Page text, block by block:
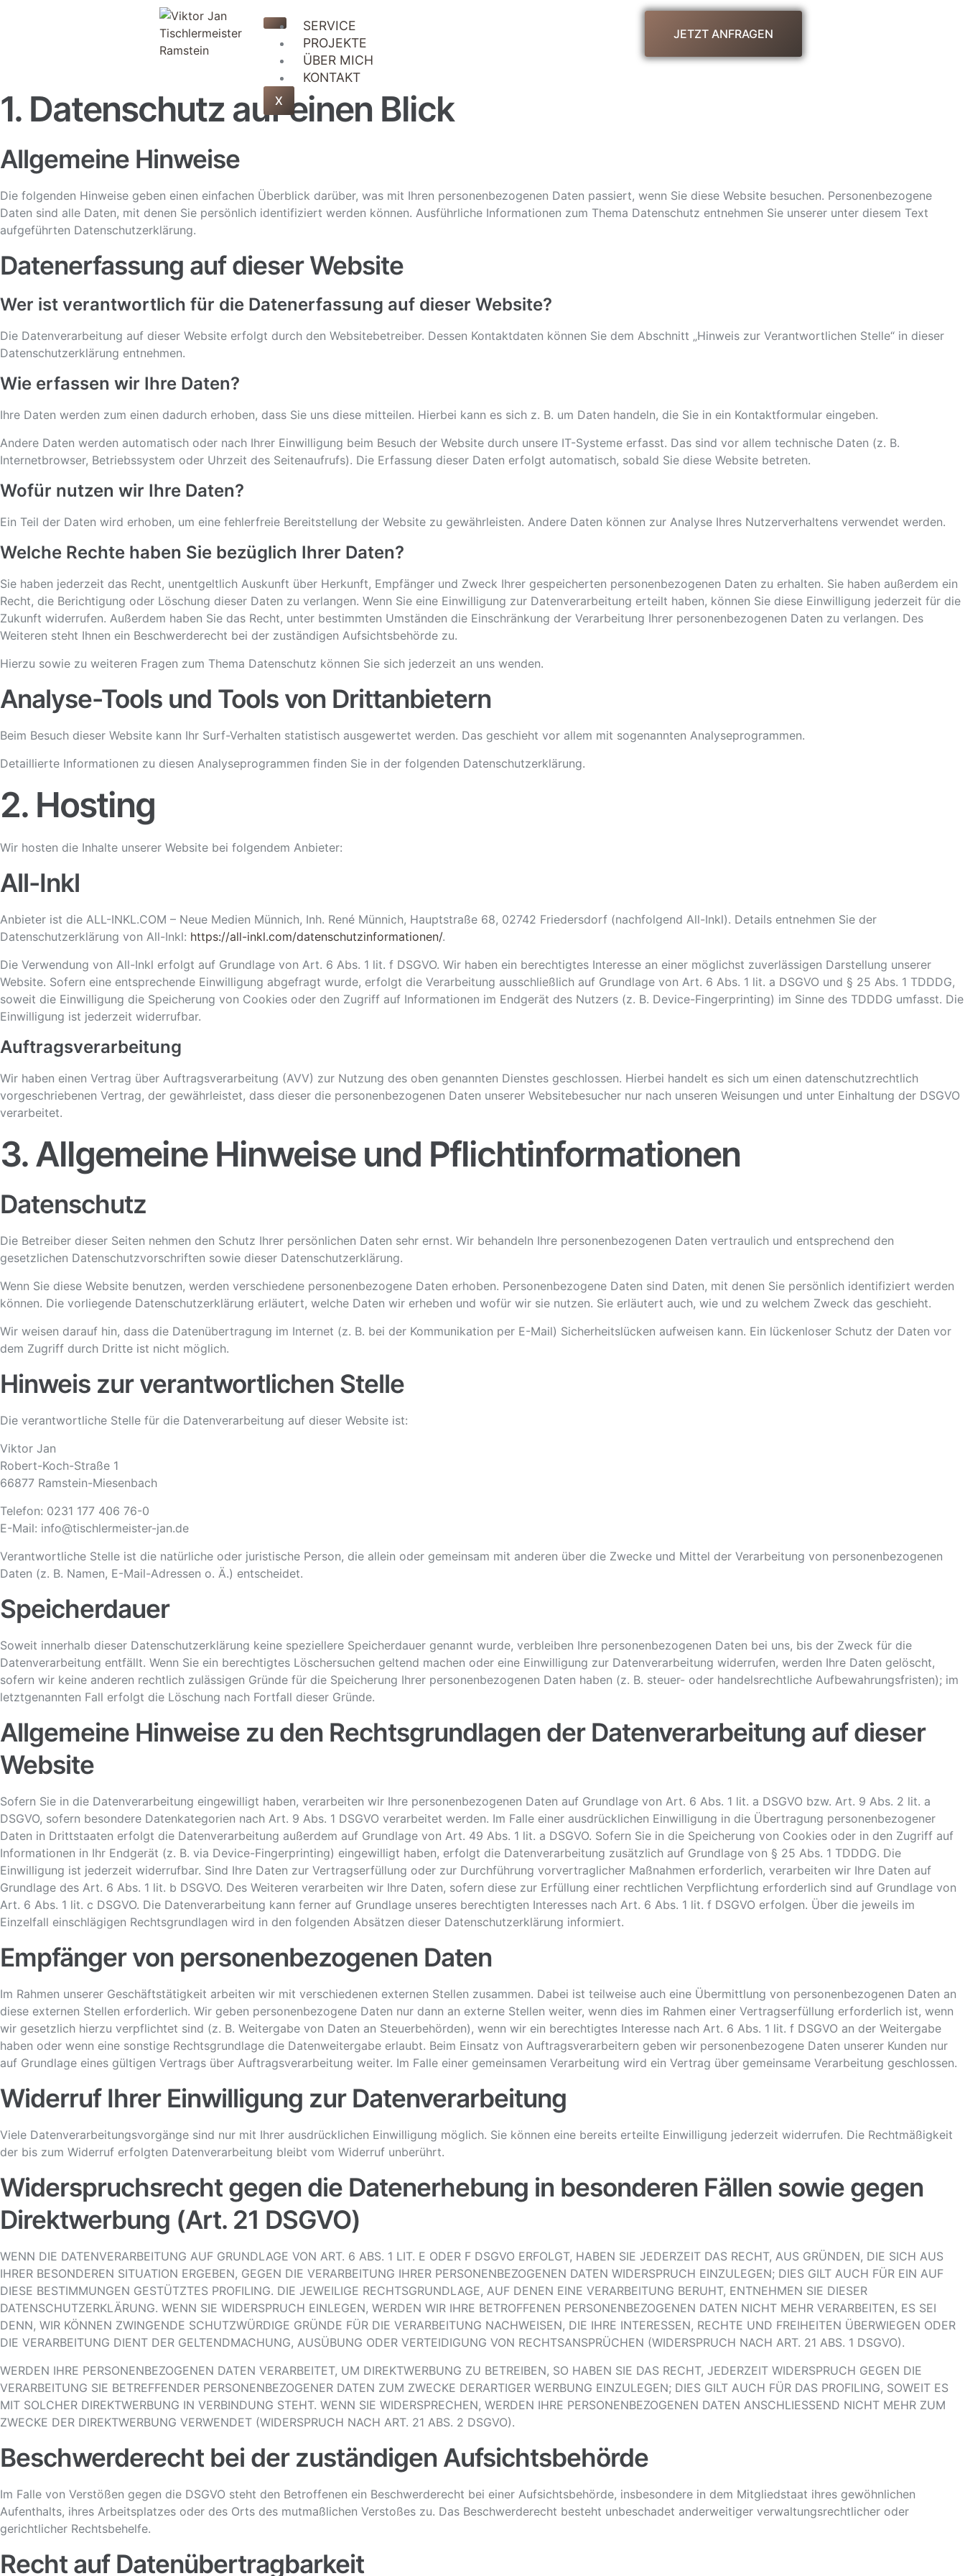
SERVICE
PROJEKTE
ÜBER MICH
KONTAKT
X
JETZT ANFRAGEN
1. Datenschutz auf einen Blick
Allgemeine Hinweise
Die folgenden Hinweise geben einen einfachen Überblick darüber, was mit Ihren personenbezogenen Daten passiert, wenn Sie diese Website besuchen. Personenbezogene
Daten sind alle Daten, mit denen Sie persönlich identifiziert werden können. Ausführliche Informationen zum Thema Datenschutz entnehmen Sie unserer unter diesem Text
aufgeführten Datenschutzerklärung.
Datenerfassung auf dieser Website
Wer ist verantwortlich für die Datenerfassung auf dieser Website?
Die Datenverarbeitung auf dieser Website erfolgt durch den Websitebetreiber. Dessen Kontaktdaten können Sie dem Abschnitt „Hinweis zur Verantwortlichen Stelle“ in dieser
Datenschutzerklärung entnehmen.
Wie erfassen wir Ihre Daten?
Ihre Daten werden zum einen dadurch erhoben, dass Sie uns diese mitteilen. Hierbei kann es sich z. B. um Daten handeln, die Sie in ein Kontaktformular eingeben.
Andere Daten werden automatisch oder nach Ihrer Einwilligung beim Besuch der Website durch unsere IT-Systeme erfasst. Das sind vor allem technische Daten (z. B.
Internetbrowser, Betriebssystem oder Uhrzeit des Seitenaufrufs). Die Erfassung dieser Daten erfolgt automatisch, sobald Sie diese Website betreten.
Wofür nutzen wir Ihre Daten?
Ein Teil der Daten wird erhoben, um eine fehlerfreie Bereitstellung der Website zu gewährleisten. Andere Daten können zur Analyse Ihres Nutzerverhaltens verwendet werden.
Welche Rechte haben Sie bezüglich Ihrer Daten?
Sie haben jederzeit das Recht, unentgeltlich Auskunft über Herkunft, Empfänger und Zweck Ihrer gespeicherten personenbezogenen Daten zu erhalten. Sie haben außerdem ein
Recht, die Berichtigung oder Löschung dieser Daten zu verlangen. Wenn Sie eine Einwilligung zur Datenverarbeitung erteilt haben, können Sie diese Einwilligung jederzeit für die
Zukunft widerrufen. Außerdem haben Sie das Recht, unter bestimmten Umständen die Einschränkung der Verarbeitung Ihrer personenbezogenen Daten zu verlangen. Des
Weiteren steht Ihnen ein Beschwerderecht bei der zuständigen Aufsichtsbehörde zu.
Hierzu sowie zu weiteren Fragen zum Thema Datenschutz können Sie sich jederzeit an uns wenden.
Analyse-Tools und Tools von Dritt­anbietern
Beim Besuch dieser Website kann Ihr Surf-Verhalten statistisch ausgewertet werden. Das geschieht vor allem mit sogenannten Analyseprogrammen.
Detaillierte Informationen zu diesen Analyseprogrammen finden Sie in der folgenden Datenschutzerklärung.
2. Hosting
Wir hosten die Inhalte unserer Website bei folgendem Anbieter:
All-Inkl
Anbieter ist die ALL-INKL.COM – Neue Medien Münnich, Inh. René Münnich, Hauptstraße 68, 02742 Friedersdorf (nachfolgend All-Inkl). Details entnehmen Sie der
Datenschutzerklärung von All-Inkl: https://all-inkl.com/datenschutzinformationen/.
Die Verwendung von All-Inkl erfolgt auf Grundlage von Art. 6 Abs. 1 lit. f DSGVO. Wir haben ein berechtigtes Interesse an einer möglichst zuverlässigen Darstellung unserer
Website. Sofern eine entsprechende Einwilligung abgefragt wurde, erfolgt die Verarbeitung ausschließlich auf Grundlage von Art. 6 Abs. 1 lit. a DSGVO und § 25 Abs. 1 TDDDG,
soweit die Einwilligung die Speicherung von Cookies oder den Zugriff auf Informationen im Endgerät des Nutzers (z. B. Device-Fingerprinting) im Sinne des TDDDG umfasst. Die
Einwilligung ist jederzeit widerrufbar.
Auftragsverarbeitung
Wir haben einen Vertrag über Auftragsverarbeitung (AVV) zur Nutzung des oben genannten Dienstes geschlossen. Hierbei handelt es sich um einen datenschutzrechtlich
vorgeschriebenen Vertrag, der gewährleistet, dass dieser die personenbezogenen Daten unserer Websitebesucher nur nach unseren Weisungen und unter Einhaltung der DSGVO
verarbeitet.
3. Allgemeine Hinweise und Pflicht­informationen
Datenschutz
Die Betreiber dieser Seiten nehmen den Schutz Ihrer persönlichen Daten sehr ernst. Wir behandeln Ihre personenbezogenen Daten vertraulich und entsprechend den
gesetzlichen Datenschutzvorschriften sowie dieser Datenschutzerklärung.
Wenn Sie diese Website benutzen, werden verschiedene personenbezogene Daten erhoben. Personenbezogene Daten sind Daten, mit denen Sie persönlich identifiziert werden
können. Die vorliegende Datenschutzerklärung erläutert, welche Daten wir erheben und wofür wir sie nutzen. Sie erläutert auch, wie und zu welchem Zweck das geschieht.
Wir weisen darauf hin, dass die Datenübertragung im Internet (z. B. bei der Kommunikation per E-Mail) Sicherheitslücken aufweisen kann. Ein lückenloser Schutz der Daten vor
dem Zugriff durch Dritte ist nicht möglich.
Hinweis zur verantwortlichen Stelle
Die verantwortliche Stelle für die Datenverarbeitung auf dieser Website ist:
Viktor Jan
Robert-Koch-Straße 1
66877 Ramstein-Miesenbach
Telefon: 0231 177 406 76-0
E-Mail: info@tischlermeister-jan.de
Verantwortliche Stelle ist die natürliche oder juristische Person, die allein oder gemeinsam mit anderen über die Zwecke und Mittel der Verarbeitung von personenbezogenen
Daten (z. B. Namen, E-Mail-Adressen o. Ä.) entscheidet.
Speicherdauer
Soweit innerhalb dieser Datenschutzerklärung keine speziellere Speicherdauer genannt wurde, verbleiben Ihre personenbezogenen Daten bei uns, bis der Zweck für die
Datenverarbeitung entfällt. Wenn Sie ein berechtigtes Löschersuchen geltend machen oder eine Einwilligung zur Datenverarbeitung widerrufen, werden Ihre Daten gelöscht,
sofern wir keine anderen rechtlich zulässigen Gründe für die Speicherung Ihrer personenbezogenen Daten haben (z. B. steuer- oder handelsrechtliche Aufbewahrungsfristen); im
letztgenannten Fall erfolgt die Löschung nach Fortfall dieser Gründe.
Allgemeine Hinweise zu den Rechtsgrundlagen der Datenverarbeitung auf dieser
Website
Sofern Sie in die Datenverarbeitung eingewilligt haben, verarbeiten wir Ihre personenbezogenen Daten auf Grundlage von Art. 6 Abs. 1 lit. a DSGVO bzw. Art. 9 Abs. 2 lit. a
DSGVO, sofern besondere Datenkategorien nach Art. 9 Abs. 1 DSGVO verarbeitet werden. Im Falle einer ausdrücklichen Einwilligung in die Übertragung personenbezogener
Daten in Drittstaaten erfolgt die Datenverarbeitung außerdem auf Grundlage von Art. 49 Abs. 1 lit. a DSGVO. Sofern Sie in die Speicherung von Cookies oder in den Zugriff auf
Informationen in Ihr Endgerät (z. B. via Device-Fingerprinting) eingewilligt haben, erfolgt die Datenverarbeitung zusätzlich auf Grundlage von § 25 Abs. 1 TDDDG. Die
Einwilligung ist jederzeit widerrufbar. Sind Ihre Daten zur Vertragserfüllung oder zur Durchführung vorvertraglicher Maßnahmen erforderlich, verarbeiten wir Ihre Daten auf
Grundlage des Art. 6 Abs. 1 lit. b DSGVO. Des Weiteren verarbeiten wir Ihre Daten, sofern diese zur Erfüllung einer rechtlichen Verpflichtung erforderlich sind auf Grundlage von
Art. 6 Abs. 1 lit. c DSGVO. Die Datenverarbeitung kann ferner auf Grundlage unseres berechtigten Interesses nach Art. 6 Abs. 1 lit. f DSGVO erfolgen. Über die jeweils im
Einzelfall einschlägigen Rechtsgrundlagen wird in den folgenden Absätzen dieser Datenschutzerklärung informiert.
Empfänger von personenbezogenen Daten
Im Rahmen unserer Geschäftstätigkeit arbeiten wir mit verschiedenen externen Stellen zusammen. Dabei ist teilweise auch eine Übermittlung von personenbezogenen Daten an
diese externen Stellen erforderlich. Wir geben personenbezogene Daten nur dann an externe Stellen weiter, wenn dies im Rahmen einer Vertragserfüllung erforderlich ist, wenn
wir gesetzlich hierzu verpflichtet sind (z. B. Weitergabe von Daten an Steuerbehörden), wenn wir ein berechtigtes Interesse nach Art. 6 Abs. 1 lit. f DSGVO an der Weitergabe
haben oder wenn eine sonstige Rechtsgrundlage die Datenweitergabe erlaubt. Beim Einsatz von Auftragsverarbeitern geben wir personenbezogene Daten unserer Kunden nur
auf Grundlage eines gültigen Vertrags über Auftragsverarbeitung weiter. Im Falle einer gemeinsamen Verarbeitung wird ein Vertrag über gemeinsame Verarbeitung geschlossen.
Widerruf Ihrer Einwilligung zur Datenverarbeitung
Viele Datenverarbeitungsvorgänge sind nur mit Ihrer ausdrücklichen Einwilligung möglich. Sie können eine bereits erteilte Einwilligung jederzeit widerrufen. Die Rechtmäßigkeit
der bis zum Widerruf erfolgten Datenverarbeitung bleibt vom Widerruf unberührt.
Widerspruchsrecht gegen die Datenerhebung in besonderen Fällen sowie gegen
Direktwerbung (Art. 21 DSGVO)
WENN DIE DATENVERARBEITUNG AUF GRUNDLAGE VON ART. 6 ABS. 1 LIT. E ODER F DSGVO ERFOLGT, HABEN SIE JEDERZEIT DAS RECHT, AUS GRÜNDEN, DIE SICH AUS
IHRER BESONDEREN SITUATION ERGEBEN, GEGEN DIE VERARBEITUNG IHRER PERSONENBEZOGENEN DATEN WIDERSPRUCH EINZULEGEN; DIES GILT AUCH FÜR EIN AUF
DIESE BESTIMMUNGEN GESTÜTZTES PROFILING. DIE JEWEILIGE RECHTSGRUNDLAGE, AUF DENEN EINE VERARBEITUNG BERUHT, ENTNEHMEN SIE DIESER
DATENSCHUTZERKLÄRUNG. WENN SIE WIDERSPRUCH EINLEGEN, WERDEN WIR IHRE BETROFFENEN PERSONENBEZOGENEN DATEN NICHT MEHR VERARBEITEN, ES SEI
DENN, WIR KÖNNEN ZWINGENDE SCHUTZWÜRDIGE GRÜNDE FÜR DIE VERARBEITUNG NACHWEISEN, DIE IHRE INTERESSEN, RECHTE UND FREIHEITEN ÜBERWIEGEN ODER
DIE VERARBEITUNG DIENT DER GELTENDMACHUNG, AUSÜBUNG ODER VERTEIDIGUNG VON RECHTSANSPRÜCHEN (WIDERSPRUCH NACH ART. 21 ABS. 1 DSGVO).
WERDEN IHRE PERSONENBEZOGENEN DATEN VERARBEITET, UM DIREKTWERBUNG ZU BETREIBEN, SO HABEN SIE DAS RECHT, JEDERZEIT WIDERSPRUCH GEGEN DIE
VERARBEITUNG SIE BETREFFENDER PERSONENBEZOGENER DATEN ZUM ZWECKE DERARTIGER WERBUNG EINZULEGEN; DIES GILT AUCH FÜR DAS PROFILING, SOWEIT ES
MIT SOLCHER DIREKTWERBUNG IN VERBINDUNG STEHT. WENN SIE WIDERSPRECHEN, WERDEN IHRE PERSONENBEZOGENEN DATEN ANSCHLIESSEND NICHT MEHR ZUM
ZWECKE DER DIREKTWERBUNG VERWENDET (WIDERSPRUCH NACH ART. 21 ABS. 2 DSGVO).
Beschwerde­recht bei der zuständigen Aufsichts­behörde
Im Falle von Verstößen gegen die DSGVO steht den Betroffenen ein Beschwerderecht bei einer Aufsichtsbehörde, insbesondere in dem Mitgliedstaat ihres gewöhnlichen
Aufenthalts, ihres Arbeitsplatzes oder des Orts des mutmaßlichen Verstoßes zu. Das Beschwerderecht besteht unbeschadet anderweitiger verwaltungsrechtlicher oder
gerichtlicher Rechtsbehelfe.
Recht auf Daten­übertrag­barkeit